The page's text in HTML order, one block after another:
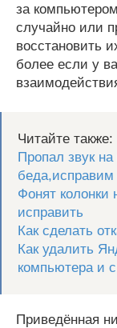
за
случайно или
восстановить
более если у
Читайте также:
Пропал звук
Фонят колонки
исправить
Как сделать
Как удалить
компьютера и
Приведённая